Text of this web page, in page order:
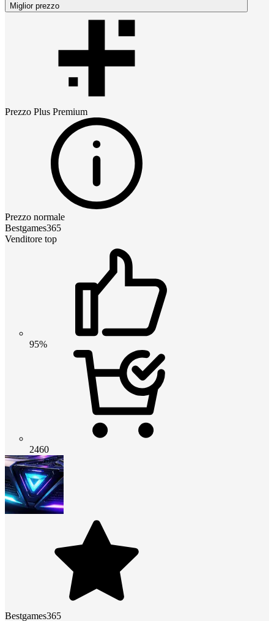
Miglior prezzo
Prezzo Plus Premium
Prezzo normale
Bestgames365
Venditore top
95%
2460
Bestgames365